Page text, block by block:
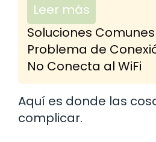
Leer más
Soluciones
Problema de
No Conecta al WiFi
Aquí es donde las
complicar.